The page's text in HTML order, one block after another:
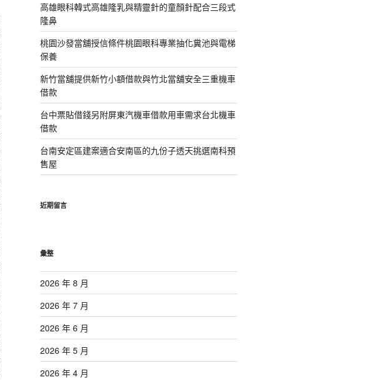
高雄眼科韓式高雄隆乳與精靈針的童顏針配合三段式
隆鼻
桃園沙發當舖授信條件桃園眼科專業抽化糞池與電梯
保養
新竹當舖提供新竹小額借款與竹北當舖安全三重機車
借款
台中票貼借錢另附屏東汽機車借款用車需求台北機車
借款
台南安定區建案適合安南區的九份子透天挑選南科預
售屋
近期留言
彙整
2026 年 8 月
2026 年 7 月
2026 年 6 月
2026 年 5 月
2026 年 4 月